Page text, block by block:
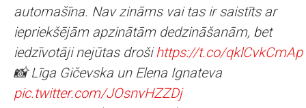
automašīna. Nav zināms vai tas ir saistīts ar
iepriekšējām apzinātām dedzināšanām, bet
iedzīvotāji nejūtas drošihttps://t.co/qklCvkCmAp
📸 Līga Gičevska un Elena Ignateva
pic.twitter.com/JOsnvHZZDj